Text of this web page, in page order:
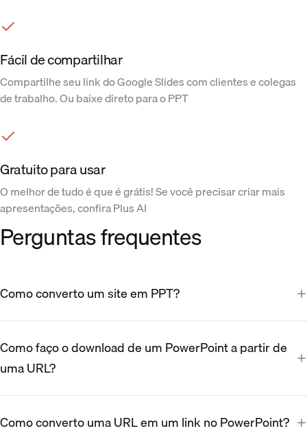
Fácil de compartilhar
Compartilhe seu link do Google Slides com clientes e colegas
de trabalho. Ou baixe direto para o PPT
Gratuito para usar
O melhor de tudo é que é grátis! Se você precisar criar mais
apresentações, confira Plus AI
Perguntas frequentes
Como converto um site em PPT?
Como faço o download de um PowerPoint a partir de
uma URL?
Como converto uma URL em um link no PowerPoint?